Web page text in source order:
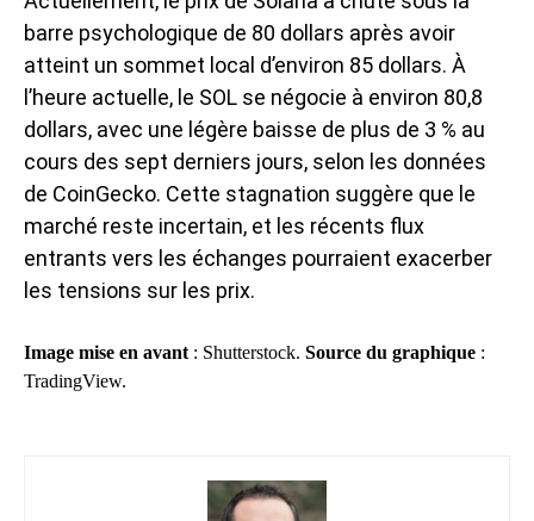
barre psychologique de 80 dollars après avoir
atteint un sommet local d’environ 85 dollars. À
l’heure actuelle, le SOL se négocie à environ 80,8
dollars, avec une légère baisse de plus de 3 % au
cours des sept derniers jours, selon les données
de CoinGecko. Cette stagnation suggère que le
marché reste incertain, et les récents flux
entrants vers les échanges pourraient exacerber
les tensions sur les prix.
Image mise en avant : Shutterstock. Source du graphique :
TradingView.